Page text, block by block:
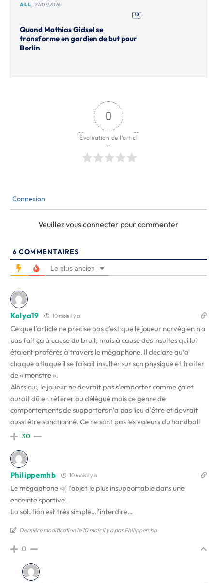
ALL | 27/07/2026
13
Quand Mathias Gidsel se
transforme en gardien de but pour
Berlin
0
Évaluation de l'articl
e
Connexion
Veuillez vous connecter pour commenter
6 COMMENTAIRES
Le plus ancien
Kalya19 10 mois il y a
Ce que l’article ne précise pas c’est que le joueur norvégien n’a
pas fait ça à cause du bruit, mais à cause des insultes qui lui
étaient proférés à travers le mégaphone. Il déclare qu’à
chaque attaque il se faisait insulter sur son physique et traiter
de « monstre ».
Alors oui, le joueur ne devrait pas s’emporter comme ça et
aurait dû en référer au délégué mais ce genre de
comportements de supporters n’a pas lieu d’être et devrait
aussi être sanctionné. Ce ne sont pas les valeurs du handball
30
Philippemhb 10 mois il y a
Le mégaphone 📣 l’objet le plus insupportable dans une
enceinte sportive.
La solution est très simple…l’interdire…
Dernière modification le 10 mois il y a par Philippemhb
0